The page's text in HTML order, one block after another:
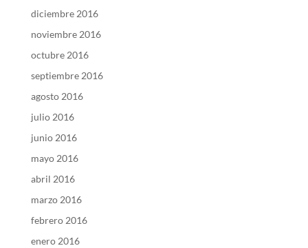
diciembre 2016
noviembre 2016
octubre 2016
septiembre 2016
agosto 2016
julio 2016
junio 2016
mayo 2016
abril 2016
marzo 2016
febrero 2016
enero 2016